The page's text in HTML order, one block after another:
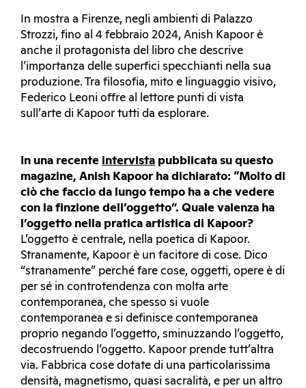
In mostra a Firenze, negli ambienti di Palazzo
Strozzi, fino al 4 febbraio 2024, Anish Kapoor è
anche il protagonista del libro che descrive
l’importanza delle superfici specchianti nella sua
produzione. Tra filosofia, mito e linguaggio visivo,
Federico Leoni offre al lettore punti di vista
sull’arte di Kapoor tutti da esplorare.
In una recente intervista pubblicata su questo
magazine, Anish Kapoor ha dichiarato: “Molto di
ciò che faccio da lungo tempo ha a che vedere
con la finzione dell’oggetto”. Quale valenza ha
l’oggetto nella pratica artistica di Kapoor?
L’oggetto è centrale, nella poetica di Kapoor.
Stranamente, Kapoor è un facitore di cose. Dico
“stranamente” perché fare cose, oggetti, opere è di
per sé in controtendenza con molta arte
contemporanea, che spesso si vuole
contemporanea e si definisce contemporanea
proprio negando l’oggetto, sminuzzando l’oggetto,
decostruendo l’oggetto. Kapoor prende tutt’altra
via. Fabbrica cose dotate di una particolarissima
densità, magnetismo, quasi sacralità, e per un altro